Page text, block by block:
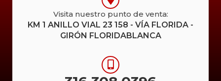
Visita nuestro punto de venta:
KM 1 ANILLO VIAL 23 158 - VÍA FLORIDA -
GIRÓN FLORIDABLANCA